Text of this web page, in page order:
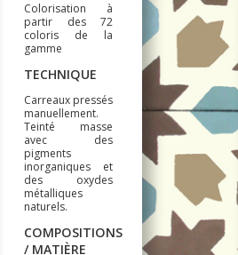
Colorisation à
partir des 72
coloris de la
gamme
TECHNIQUE
Carreaux pressés
manuellement.
Teinté masse
avec des
pigments
inorganiques et
des oxydes
métalliques
naturels.
COMPOSITIONS
/ MATIÈRE